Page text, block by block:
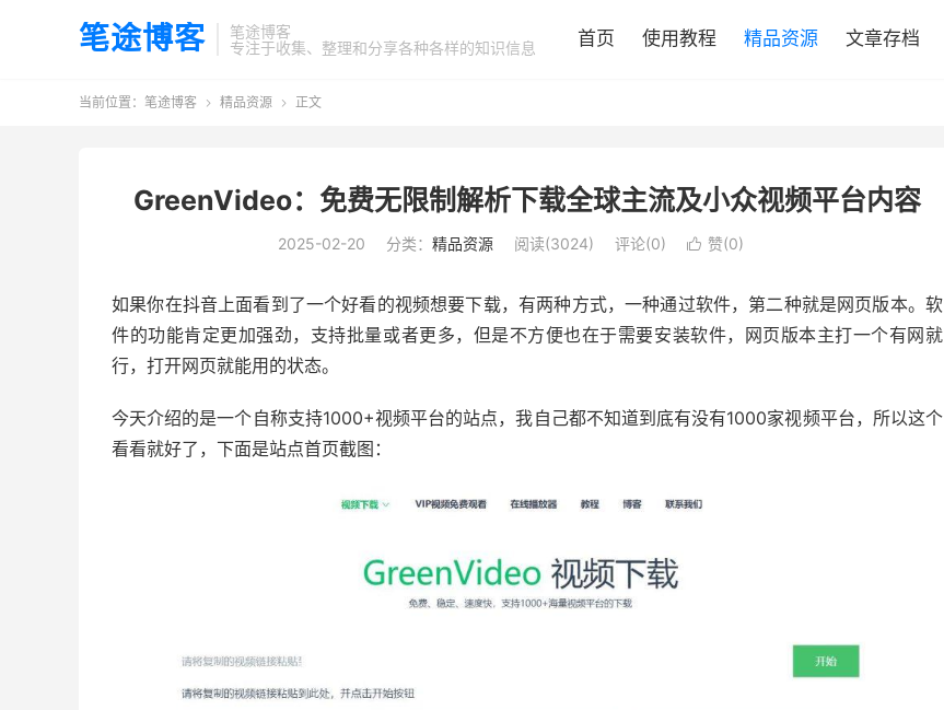
笔途博客
笔途博客
专注于收集、整理和分享各种各样的知识信息
首页 使用教程 精品资源 文章存档
当前位置： 笔途博客  精品资源  正文
GreenVideo：免费无限制解析下载全球主流及小众视频平台内容
2025-02-20 分类： 精品资源 阅读(3024) 评论(0)  赞(0)
如果你在抖音上面看到了一个好看的视频想要下载，有两种方式，一种通过软件，第二种就是网页版本。软
件的功能肯定更加强劲，支持批量或者更多，但是不方便也在于需要安装软件，网页版本主打一个有网就
行，打开网页就能用的状态。
今天介绍的是一个自称支持1000+视频平台的站点，我自己都不知道到底有没有1000家视频平台，所以这个
看看就好了，下面是站点首页截图：